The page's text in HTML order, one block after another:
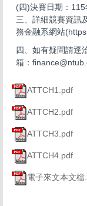
(四)決賽日期：115
三、詳細競賽資訊
務金融系網站
四、如有疑問請逕
箱：
ATTCH1.pdf
ATTCH2.pdf
ATTCH3.pdf
ATTCH4.pdf
電子來文本文檔